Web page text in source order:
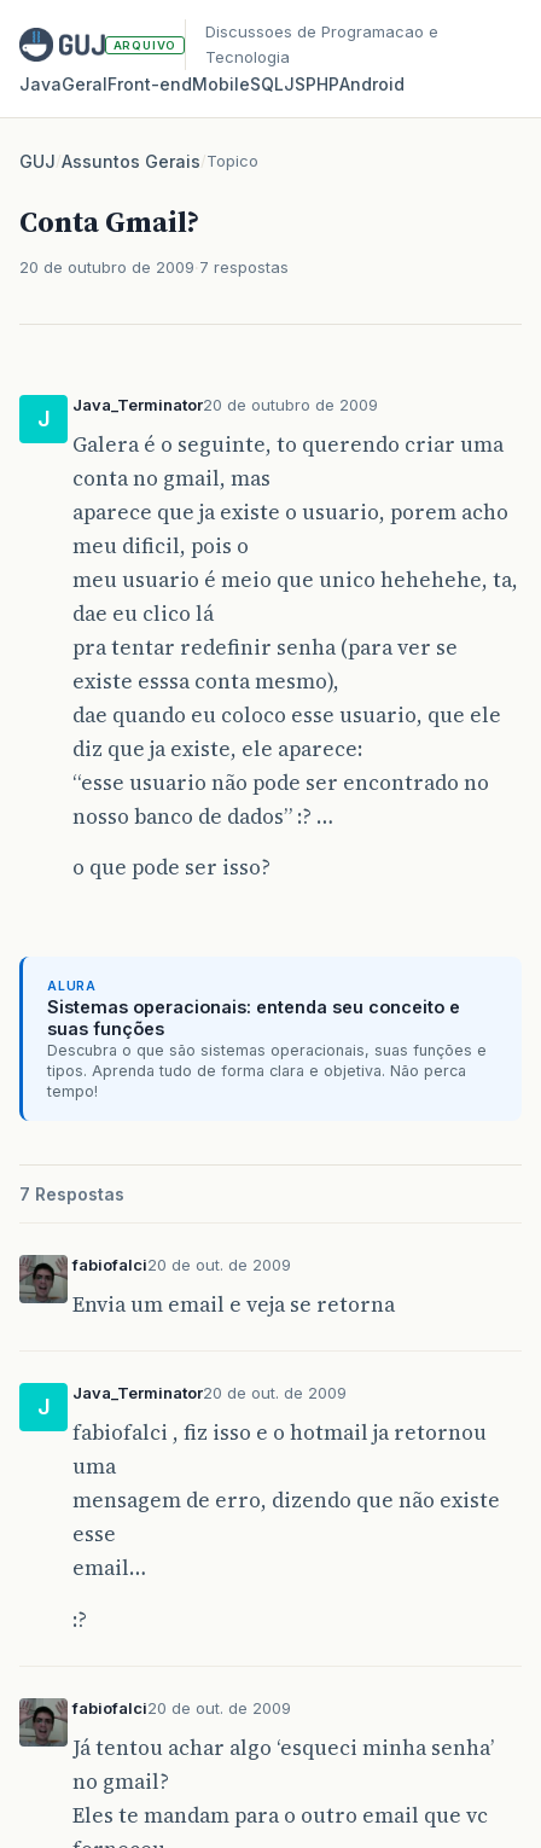
ARQUIVO
Discussoes de Programacao e
Tecnologia
JavaGeralFront‑endMobileSQLJSPHPAndroid
GUJ/Assuntos Gerais/Topico
Conta Gmail?
20 de outubro de 2009 7 respostas
J
Java_Terminator20 de outubro de 2009
Galera é o seguinte, to querendo criar uma
conta no gmail, mas
aparece que ja existe o usuario, porem acho
meu dificil, pois o
meu usuario é meio que unico hehehehe, ta,
dae eu clico lá
pra tentar redefinir senha (para ver se
existe esssa conta mesmo),
dae quando eu coloco esse usuario, que ele
diz que ja existe, ele aparece:
“esse usuario não pode ser encontrado no
nosso banco de dados” :? …
o que pode ser isso?
ALURA
Sistemas operacionais: entenda seu conceito e
suas funções
Descubra o que são sistemas operacionais, suas funções e
tipos. Aprenda tudo de forma clara e objetiva. Não perca
tempo!
7 Respostas
fabiofalci20 de out. de 2009
Envia um email e veja se retorna
J
Java_Terminator20 de out. de 2009
fabiofalci , fiz isso e o hotmail ja retornou
uma
mensagem de erro, dizendo que não existe
esse
email…
:?
fabiofalci20 de out. de 2009
Já tentou achar algo ‘esqueci minha senha’
no gmail?
Eles te mandam para o outro email que vc